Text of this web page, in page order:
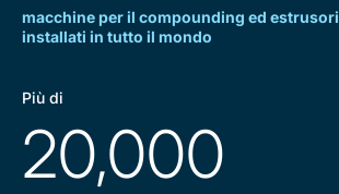
macchine per il compounding ed estrusori
installati in tutto il mondo
Più di
20,000